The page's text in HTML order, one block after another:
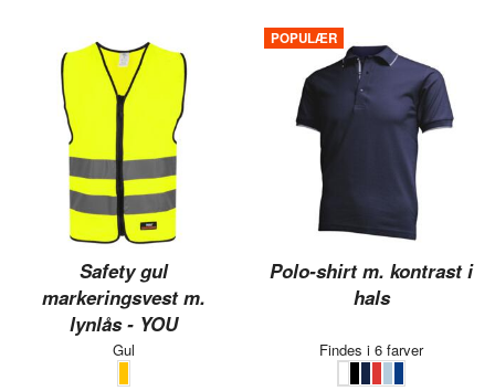
Safety gul
markeringsvest m.
lynlås - YOU
Gul
POPULÆR
Polo-shirt m. kontrast i
hals
Findes i 6 farver